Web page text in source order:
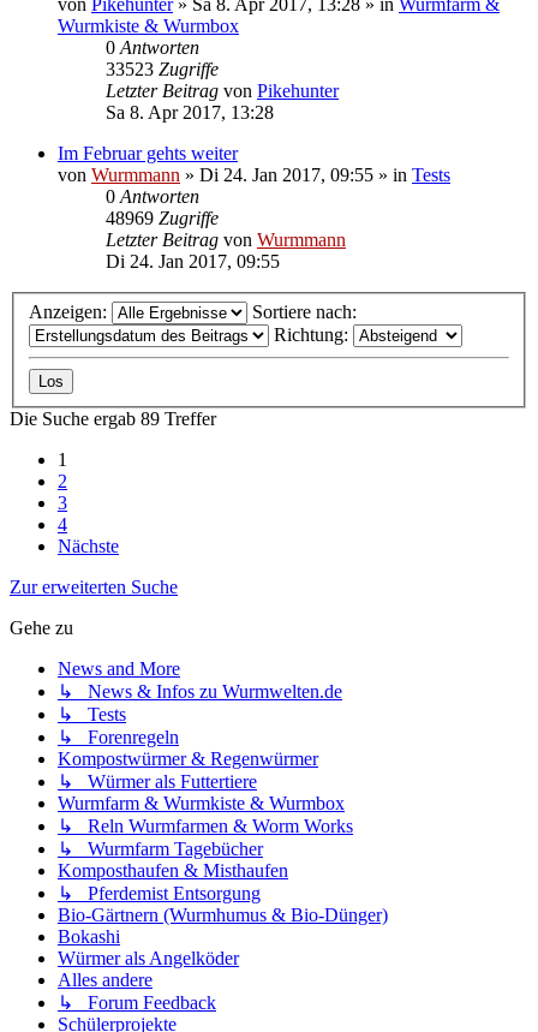
von Pikehunter» Sa 8. Apr 2017, 13:28 » in Wurmfarm &
Wurmkiste & Wurmbox
0 Antworten
33523 Zugriffe
Letzter Beitrag von Pikehunter
Sa 8. Apr 2017, 13:28
Im Februar gehts weiter
von Wurmmann » Di 24. Jan 2017, 09:55 » in Tests
0 Antworten
48969 Zugriffe
Letzter Beitrag von Wurmmann
Di 24. Jan 2017, 09:55
Anzeigen:
Sortiere nach:
Richtung:
Die Suche ergab 89 Treffer
1
2
3
4
Nächste
Zur erweiterten Suche
Gehe zu
News and More
↳ News & Infos zu Wurmwelten.de
↳ Tests
↳ Forenregeln
Kompostwürmer & Regenwürmer
↳ Würmer als Futtertiere
Wurmfarm & Wurmkiste & Wurmbox
↳ Reln Wurmfarmen & Worm Works
↳ Wurmfarm Tagebücher
Komposthaufen & Misthaufen
↳ Pferdemist Entsorgung
Bio-Gärtnern (Wurmhumus & Bio-Dünger)
Bokashi
Würmer als Angelköder
Alles andere
↳ Forum Feedback
Schülerprojekte